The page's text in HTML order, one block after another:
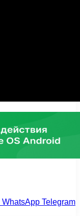
WhatsApp Telegram